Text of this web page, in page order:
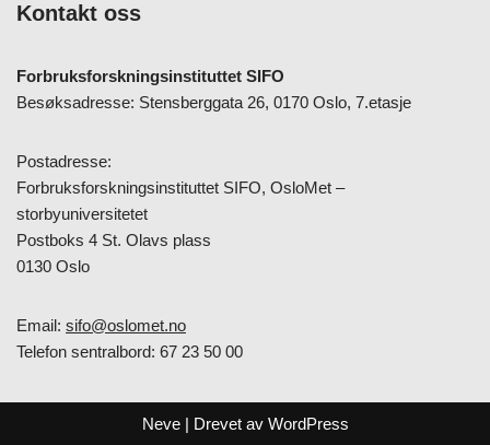
Kontakt oss
Forbruksforskningsinstituttet SIFO
Besøksadresse: Stensberggata 26, 0170 Oslo, 7.etasje
Postadresse:
Forbruksforskningsinstituttet SIFO, OsloMet –
storbyuniversitetet
Postboks 4 St. Olavs plass
0130 Oslo
Email: sifo@oslomet.no
Telefon sentralbord: 67 23 50 00
Neve| Drevet av WordPress